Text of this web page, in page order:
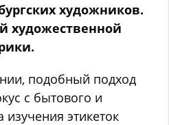
художников.
художественной
подобный подход
с бытового и
изучения этикеток